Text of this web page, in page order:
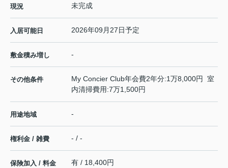
現況 未完成
入居可能日 2026年09月27日予定
敷金積み増し -
その他条件
My Concier Club年会費2年分:1万8,000円 室
内清掃費用:7万1,500円
用途地域 -
権利金 / 雑費 - / -
保険加入 / 料金 有 / 18,400円